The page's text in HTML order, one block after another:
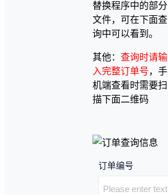
替换程序中的部分
文件，可在下面查
询中可以看到。
其他： 查询时请输
入完整订单号，手
机端查看时需要扫
描下面二维码